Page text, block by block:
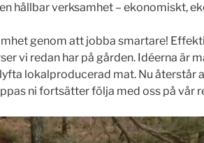
hållbar verksamhet – ekonomiskt,
genom att jobba smartare!
vi redan har på gården. Idéerna är
lokalproducerad mat. Nu återstår
ni fortsätter följa med oss på vår